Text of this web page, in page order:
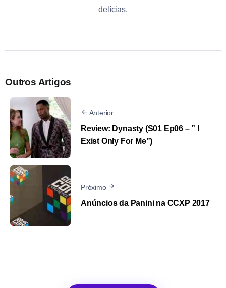
delícias.
Outros Artigos
Anterior
Review: Dynasty (S01 Ep06 – ” I
Exist Only For Me”)
Próximo
Anúncios da Panini na CCXP 2017